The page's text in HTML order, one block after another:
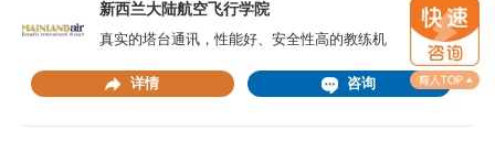
新西兰大陆航空飞行学院
真实的塔台通讯，性能好、安全性高的教练机
详情 咨询